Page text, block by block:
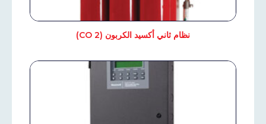
نظام ثاني أكسيد الكربون (CO 2)